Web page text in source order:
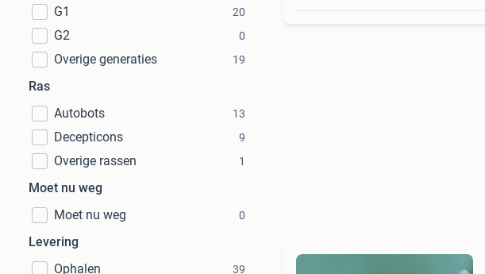
G1
20
G2 0
Overige generaties 19
Ras
Autobots
13
Decepticons 9
Overige rassen 1
Moet nu weg
Moet nu weg
0
Levering
Ophalen
39